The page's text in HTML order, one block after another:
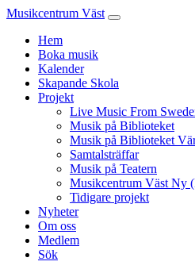
Musikcentrum Väst
Hem
Boka musik
Kalender
Skapande Skola
Projekt
Live Music From
Musik på Biblioteket
Musik på Biblioteket
Samtalsträffar
Musik på Teatern
Musikcentrum Väst Ny
Tidigare projekt
Nyheter
Om oss
Medlem
Sök